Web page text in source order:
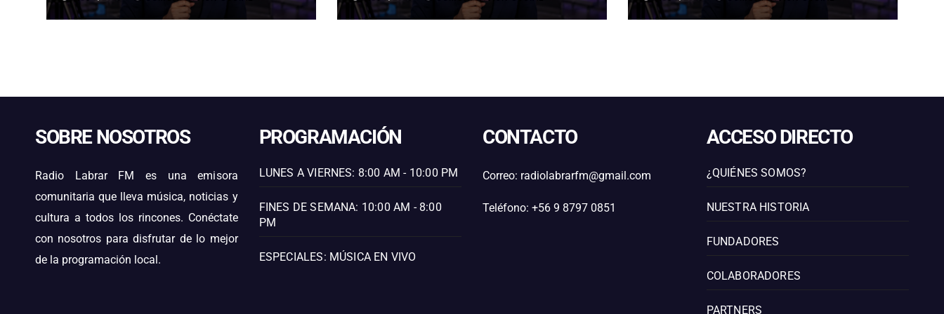
CALDERA
RETOMARÁ ESTE DOMINGO
TORMENTAS ELÉCTRICAS EN
ATACAMA
SOBRE NOSOTROS
Radio Labrar FM es una emisora
comunitaria que lleva música, noticias y
cultura a todos los rincones. Conéctate
con nosotros para disfrutar de lo mejor
de la programación local.
PROGRAMACIÓN
LUNES A VIERNES: 8:00 AM - 10:00 PM
FINES DE SEMANA: 10:00 AM - 8:00
PM
ESPECIALES: MÚSICA EN VIVO
CONTACTO
Correo: radiolabrarfm@gmail.com
Teléfono: +56 9 8797 0851
ACCESO DIRECTO
¿QUIÉNES SOMOS?
NUESTRA HISTORIA
FUNDADORES
COLABORADORES
PARTNERS